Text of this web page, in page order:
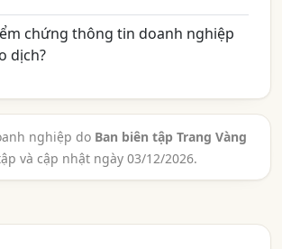
chứng thông tin doanh nghiệp
dịch?
nghiệp do Ban biên tập Trang Vàng
và cập nhật ngày 03/12/2026.